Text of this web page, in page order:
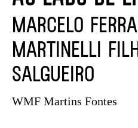
Marcelo
Martinelli
Salgueiro
WMF Martins Fontes